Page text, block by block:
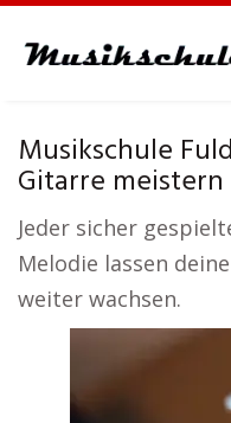
Musikschule
Gitarre meistern
Jeder sicher
Melodie lassen
weiter wachsen.